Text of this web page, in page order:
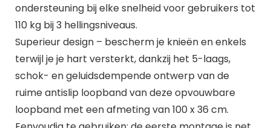
ondersteuning bij elke snelheid voor gebruikers tot
110 kg bij 3 hellingsniveaus.
Superieur design – bescherm je knieën en enkels
terwijl je je hart versterkt, dankzij het 5-laags,
schok- en geluidsdempende ontwerp van de
ruime antislip loopband van deze opvouwbare
loopband met een afmeting van 100 x 36 cm.